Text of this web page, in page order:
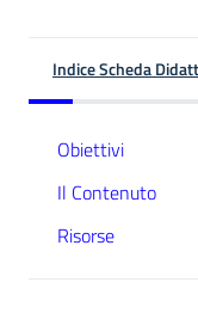
Indice Scheda
Obiettivi
Il Contenuto
Risorse